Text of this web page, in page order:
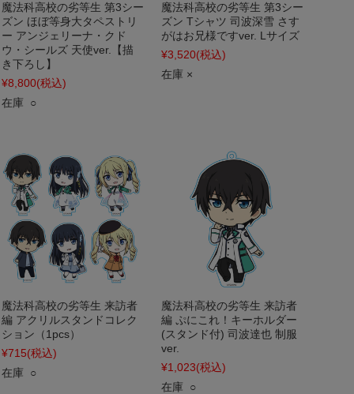
魔法科高校の劣等生 第3シー
ズン ほぼ等身大タペストリ
ー アンジェリーナ・クド
ウ・シールズ 天使ver.【描
き下ろし】
¥8,800(税込)
在庫 ○
魔法科高校の劣等生 第3シー
ズン Tシャツ 司波深雪 さす
がはお兄様ですver. Lサイズ
¥3,520(税込)
在庫 ×
魔法科高校の劣等生 来訪者
編 アクリルスタンドコレク
ション（1pcs）
¥715(税込)
在庫 ○
魔法科高校の劣等生 来訪者
編 ぷにこれ！キーホルダー
(スタンド付) 司波達也 制服
ver.
¥1,023(税込)
在庫 ○